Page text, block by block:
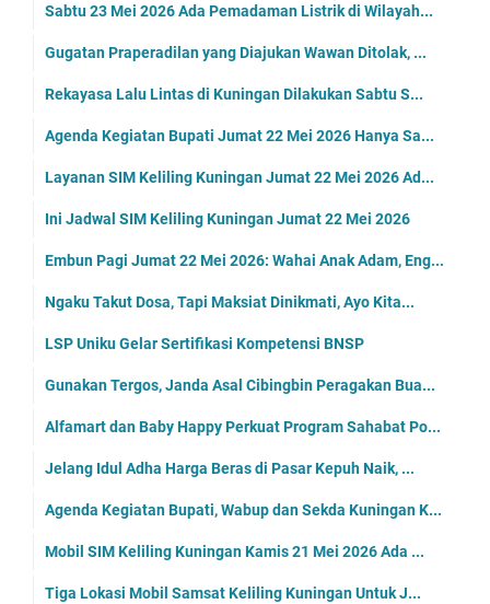
Sabtu 23 Mei 2026 Ada Pemadaman Listrik di Wilayah...
Gugatan Praperadilan yang Diajukan Wawan Ditolak, ...
Rekayasa Lalu Lintas di Kuningan Dilakukan Sabtu S...
Agenda Kegiatan Bupati Jumat 22 Mei 2026 Hanya Sa...
Layanan SIM Keliling Kuningan Jumat 22 Mei 2026 Ad...
Ini Jadwal SIM Keliling Kuningan Jumat 22 Mei 2026
Embun Pagi Jumat 22 Mei 2026: Wahai Anak Adam, Eng...
Ngaku Takut Dosa, Tapi Maksiat Dinikmati, Ayo Kita...
LSP Uniku Gelar Sertifikasi Kompetensi BNSP
Gunakan Tergos, Janda Asal Cibingbin Peragakan Bua...
Alfamart dan Baby Happy Perkuat Program Sahabat Po...
Jelang Idul Adha Harga Beras di Pasar Kepuh Naik, ...
Agenda Kegiatan Bupati, Wabup dan Sekda Kuningan K...
Mobil SIM Keliling Kuningan Kamis 21 Mei 2026 Ada ...
Tiga Lokasi Mobil Samsat Keliling Kuningan Untuk J...